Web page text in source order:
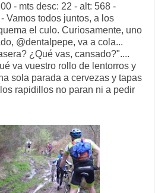
- mts desc: 22 - alt: 568 -
Vamos todos juntos, a los
el culo. Curiosamente, uno
@dentalpepe, va a cola...
¿Qué vas, cansado?"....
va vuestro rollo de lentorros y
sola parada a cervezas y tapas
los rapidillos no paran ni a pedir